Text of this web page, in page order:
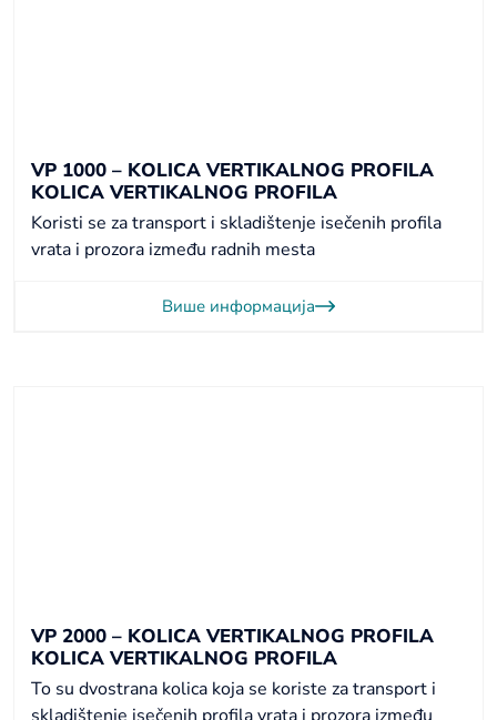
VP 1000 – KOLICA VERTIKALNOG PROFILA
KOLICA VERTIKALNOG PROFILA
Koristi se za transport i skladištenje isečenih profila
vrata i prozora između radnih mesta
Више информација
VP 2000 – KOLICA VERTIKALNOG PROFILA
KOLICA VERTIKALNOG PROFILA
To su dvostrana kolica koja se koriste za transport i